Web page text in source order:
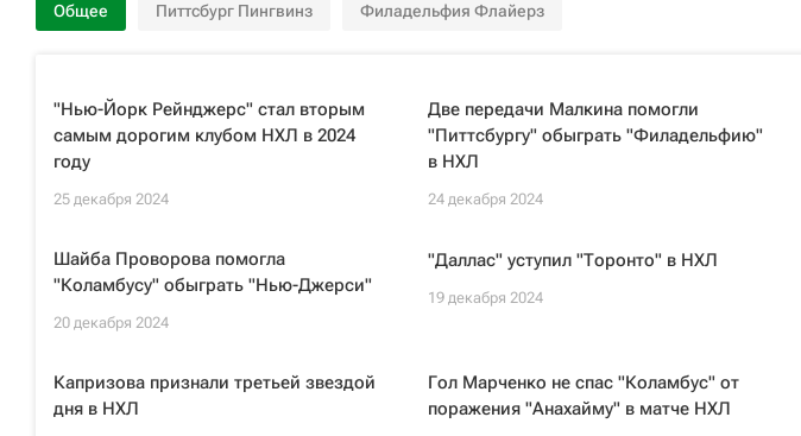
Общее Питтсбург Пингвинз Филадельфия Флайерз
"Нью-Йорк Рейнджерс" стал вторым
самым дорогим клубом НХЛ в 2024
году
25 декабря 2024
Две передачи Малкина помогли
"Питтсбургу" обыграть "Филадельфию"
в НХЛ
24 декабря 2024
Шайба Проворова помогла
"Коламбусу" обыграть "Нью-Джерси"
20 декабря 2024
"Даллас" уступил "Торонто" в НХЛ
19 декабря 2024
Капризова признали третьей звездой
дня в НХЛ
Гол Марченко не спас "Коламбус" от
поражения "Анахайму" в матче НХЛ